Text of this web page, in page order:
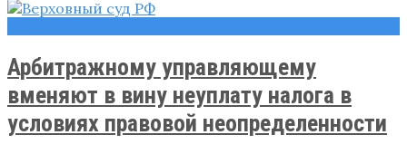
Арбитражному управляющему
вменяют в вину неуплату налога в
условиях правовой неопределенности